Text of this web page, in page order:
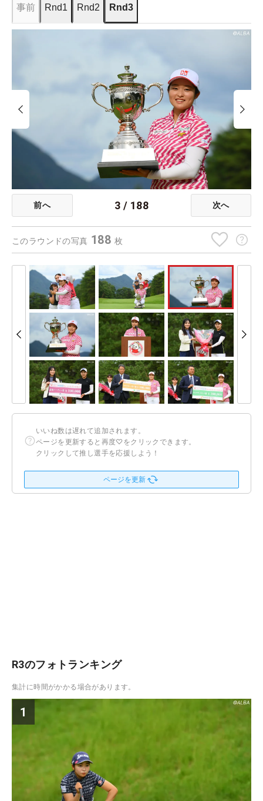
事前 Rnd1 Rnd2 Rnd3
前へ 3 / 188 次へ
このラウンドの写真 188 枚
いいね数は遅れて追加されます。
ページを更新すると再度♡をクリックできます。
クリックして推し選手を応援しよう！
ページを更新
R3のフォトランキング
集計に時間がかかる場合があります。
1